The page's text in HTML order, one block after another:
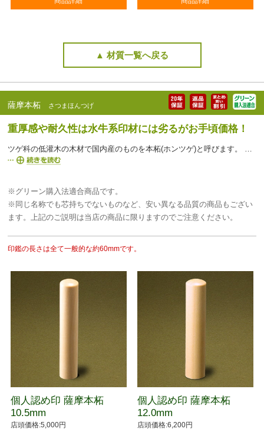
▲ 材質一覧へ戻る
薩摩本柘 さつまほんつげ
重厚感や耐久性は水牛系印材には劣るがお手頃価格！
ツゲ科の低灌木の木材で国内産のものを本柘(ホンツゲ)と呼びます。 ツゲは植物性の印材として認め印に古くから使われてきたもので、見た目にも美しいものですが、象牙や黒水牛に比べ汚れやすく、磨耗や破損の度合いが多いのも確かです。お手頃価格が魅力ですが、永年使用する認め印や使用頻度の高い重要印には不向きです。 印鑑市場ではその中でも最も高級とされる薩摩本柘のみを使用しています。
※グリーン購入法適合商品です。
※同じ名称でも芯持ちでないものなど、安い異なる品質の商品もござい
ます。上記のご説明は当店の商品に限りますのでご注意ください。
印鑑の長さは全て一般的な約60mmです。
個人認め印 薩摩本柘
10.5mm
店頭価格:5,000円
個人認め印 薩摩本柘
12.0mm
店頭価格:6,200円